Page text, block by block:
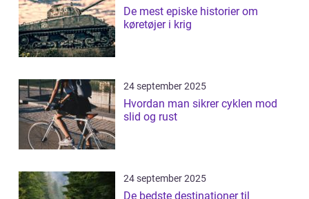
De mest episke historier om
køretøjer i krig
24 september 2025
Hvordan man sikrer cyklen mod
slid og rust
24 september 2025
De bedste destinationer til